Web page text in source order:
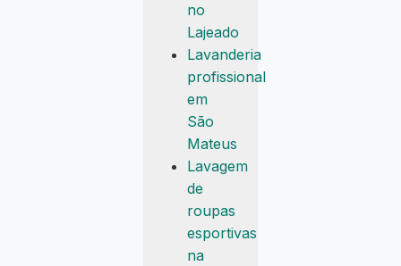
no
Lajeado
Lavanderia
profissional
em
São
Mateus
Lavagem
de
roupas
esportivas
na